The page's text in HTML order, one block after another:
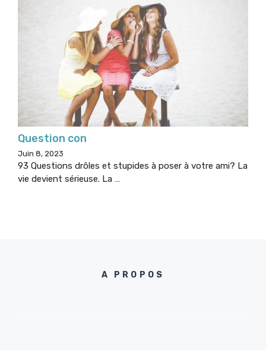
Question con
Juin 8, 2023
93 Questions drôles et stupides à poser à votre ami? La
vie devient sérieuse. La …
A PROPOS